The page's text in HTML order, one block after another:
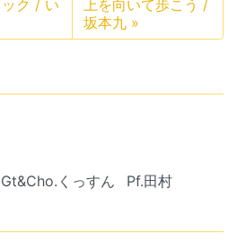
ク / い
上を向いて歩こう /
坂本九 »
Gt&Cho.くっすん
Pf.田村